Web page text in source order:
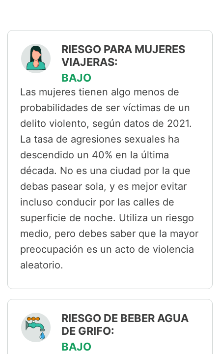
RIESGO PARA MUJERES
VIAJERAS:
BAJO
Las mujeres tienen algo menos de
probabilidades de ser víctimas de un
delito violento, según datos de 2021.
La tasa de agresiones sexuales ha
descendido un 40% en la última
década. No es una ciudad por la que
debas pasear sola, y es mejor evitar
incluso conducir por las calles de
superficie de noche. Utiliza un riesgo
medio, pero debes saber que la mayor
preocupación es un acto de violencia
aleatorio.
RIESGO DE BEBER AGUA
DE GRIFO:
BAJO